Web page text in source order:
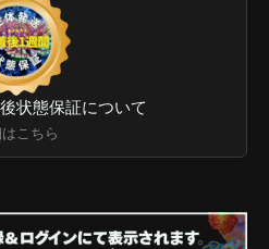
状態保証について
こちら